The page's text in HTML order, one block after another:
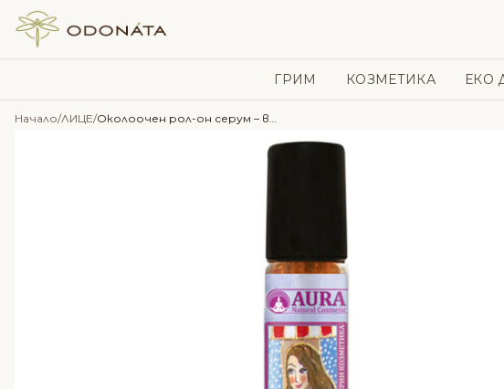
Skip to content
ГРИМ КОЗМЕТИКА ЕКО
Начало/ЛИЦЕ/ Околоочен рол-он серум – вечерен с Шипково масло и Розмарин